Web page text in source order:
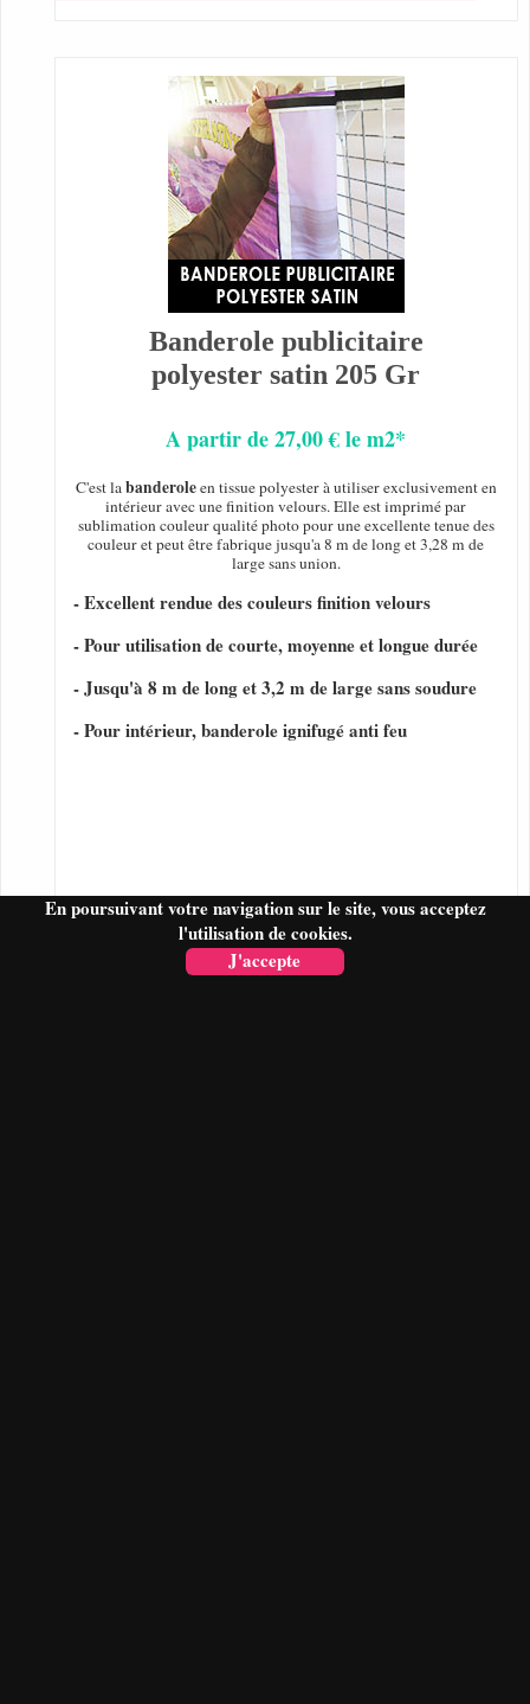
En poursuivant votre navigation sur le site, vous acceptez
l'utilisation de cookies.
J'accepte
Banderole publicitaire
polyester satin 205 Gr
A partir de 27,00 € le m2*
C'est labanderoleen tissue polyester à utiliser exclusivement en
intérieur avec une finition velours. Elle est imprimé par
sublimation couleur qualité photo pour une excellente tenue des
couleur et peut être fabrique jusqu'a 8 m de long et 3,28 m de
large sans union.
- Excellent rendue des couleurs finition velours
- Pour utilisation de courte, moyenne et longue durée
- Jusqu'à 8 m de long et 3,2 m de large sans soudure
- Pour intérieur, banderole ignifugé anti feu